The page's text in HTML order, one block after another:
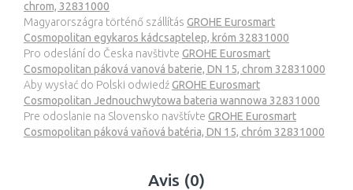
chrom, 32831000
Magyarországra történő szállítás GROHE Eurosmart
Cosmopolitan egykaros kádcsaptelep, króm 32831000
Pro odeslání do Česka navštivte GROHE Eurosmart
Cosmopolitan páková vanová baterie, DN 15, chrom 32831000
Aby wysłać do Polski odwiedźGROHE Eurosmart
Cosmopolitan Jednouchwytowa bateria wannowa 32831000
Pre odoslanie na Slovensko navštívte GROHE Eurosmart
Cosmopolitan páková vaňová batéria, DN 15, chróm 32831000
Avis (0)